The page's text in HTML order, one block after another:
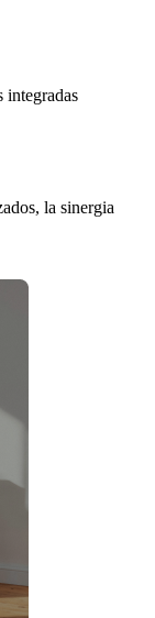
integradas
la sinergia